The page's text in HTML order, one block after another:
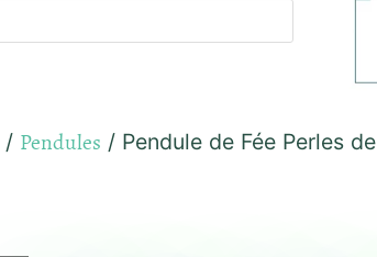
/ Pendules / Pendule de Fée Perles